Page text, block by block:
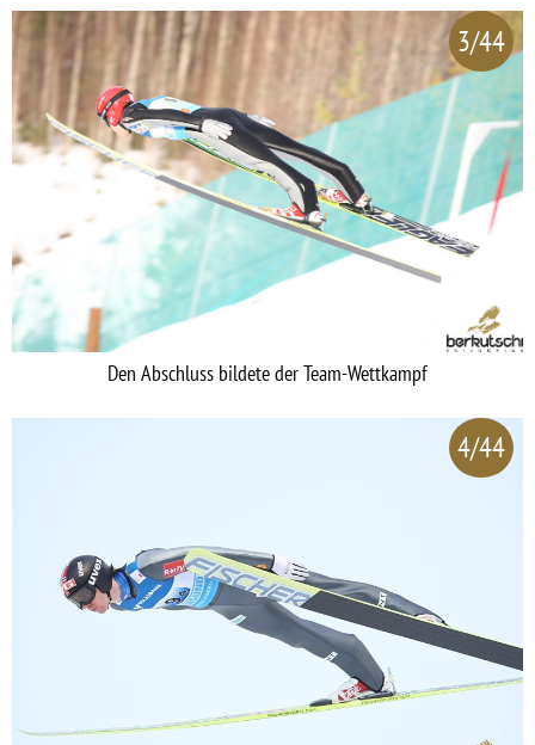
3/44
Den Abschluss bildete der Team-Wettkampf
4/44